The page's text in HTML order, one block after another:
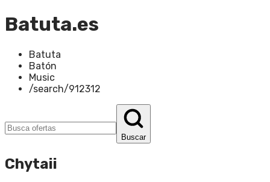
Batuta.es
Batuta
Batón
Music
/search/912312
Buscar
Chytaii